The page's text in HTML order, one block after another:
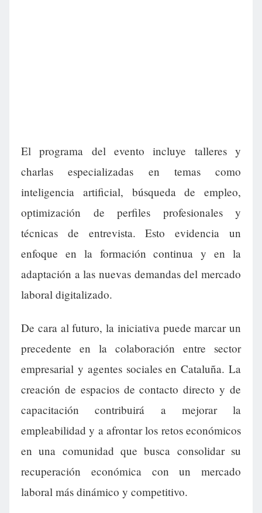
El programa del evento incluye talleres y
charlas especializadas en temas como
inteligencia artificial, búsqueda de empleo,
optimización de perfiles profesionales y
técnicas de entrevista. Esto evidencia un
enfoque en la formación continua y en la
adaptación a las nuevas demandas del mercado
laboral digitalizado.
De cara al futuro, la iniciativa puede marcar un
precedente en la colaboración entre sector
empresarial y agentes sociales en Cataluña. La
creación de espacios de contacto directo y de
capacitación contribuirá a mejorar la
empleabilidad y a afrontar los retos económicos
en una comunidad que busca consolidar su
recuperación económica con un mercado
laboral más dinámico y competitivo.